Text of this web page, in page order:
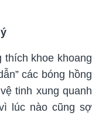
thích khoe khoang
các bóng hồng
tinh xung quanh
lúc nào cũng sợ